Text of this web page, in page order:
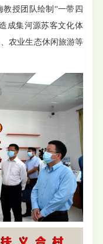
授团队绘制“一带四
成集河源苏客文化体
农业生态休闲旅游等